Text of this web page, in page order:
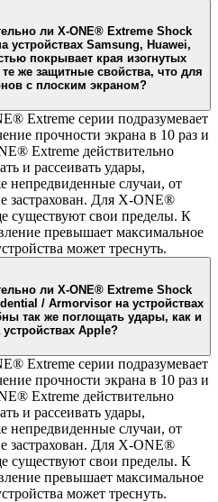
ли X-ONE® Extreme Shock
Samsung, Huawei,
покрывает края изогнутых
же защитные свойства, что для
с плоским экраном?
® Extreme серии подразумевает
прочности экрана в 10 раз и
® Extreme действительно
и рассеивать удары,
непредвиденные случаи, от
застрахован. Для X-ONE®
существуют свои пределы. К
превышает максимальное
может треснуть.
ли X-ONE® Extreme Shock
устройствах
удары, как и
устройствах Apple?
® Extreme серии подразумевает
прочности экрана в 10 раз и
® Extreme действительно
и рассеивать удары,
непредвиденные случаи, от
застрахован. Для X-ONE®
существуют свои пределы. К
превышает максимальное
может треснуть.